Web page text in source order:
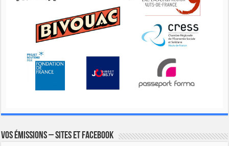
Vos émissions – Sites et Facebook